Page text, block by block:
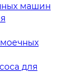
машин
для